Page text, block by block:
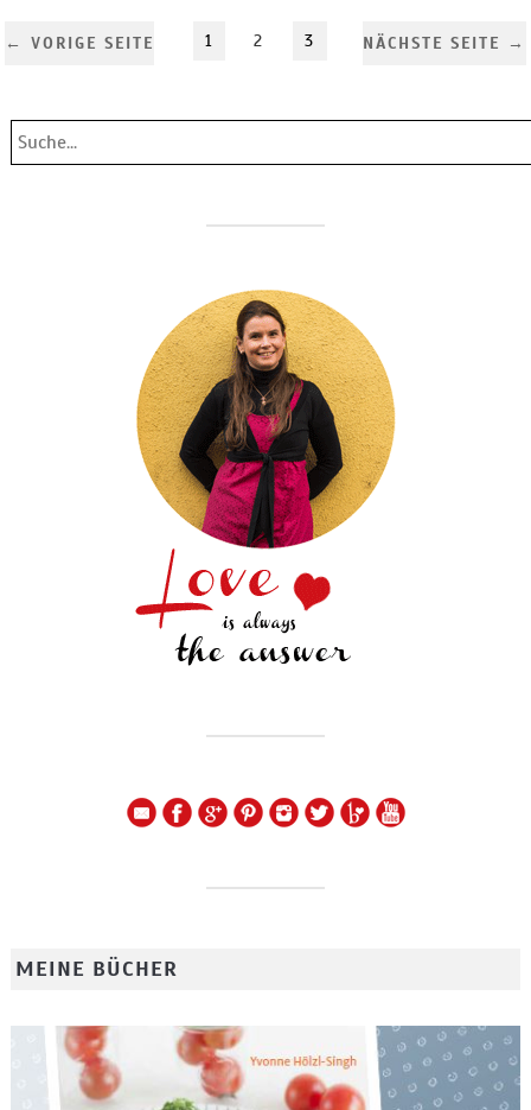
← VORIGE SEITE 1 2 3 NÄCHSTE SEITE →
MEINE BÜCHER